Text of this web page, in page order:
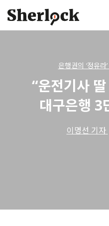
content
은행권의 ‘정유
“운전기사
대구은행 3
이명선 기자